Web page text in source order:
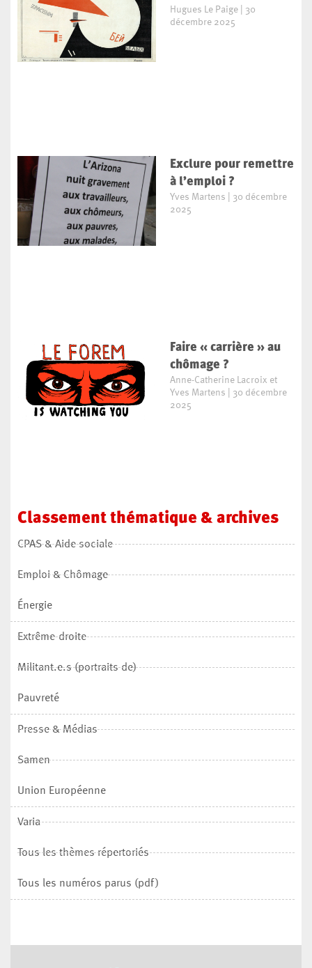
Hugues Le Paige
30
décembre 2025
Exclure pour remettre
à l’emploi ?
Yves Martens
30 décembre
2025
Faire « carrière » au
chômage ?
Anne-Catherine Lacroix et
Yves Martens
30 décembre
2025
Classement thématique & archives
CPAS & Aide sociale
Emploi & Chômage
Énergie
Extrême-droite
Militant.e.s (portraits de)
Pauvreté
Presse & Médias
Samen
Union Européenne
Varia
Tous les thèmes répertoriés
Tous les numéros parus (pdf)